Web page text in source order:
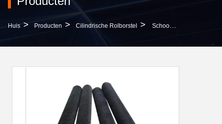
Huis > Producten > Cilindrische Rolborstel > Schoonmakende De RolStaalborstel Van De Roestvrij Staalschacht